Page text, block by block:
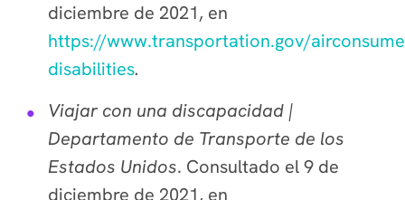
diciembre de 2021, en
https://www.transportation.gov/
disabilities.
Viajar con una discapacidad |
Departamento de Transporte de los
Estados Unidos. Consultado el 9 de
diciembre de 2021, en